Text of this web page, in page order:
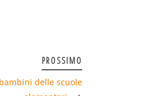
PROSSIMO
delle scuole